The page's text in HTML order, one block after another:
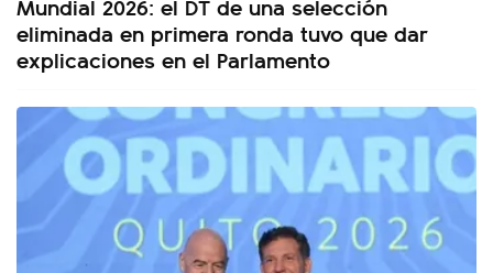
eliminada en primera ronda tuvo que dar
explicaciones en el Parlamento